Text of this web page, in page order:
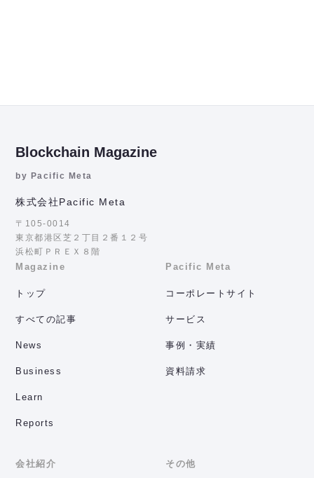
Blockchain Magazine
by Pacific Meta
株式会社Pacific Meta
〒105-0014
東京都港区芝２丁目２番１２号
浜松町ＰＲＥＸ８階
Magazine
トップ
すべての記事
News
Business
Learn
Reports
Pacific Meta
コーポレートサイト
サービス
事例・実績
資料請求
会社紹介 その他